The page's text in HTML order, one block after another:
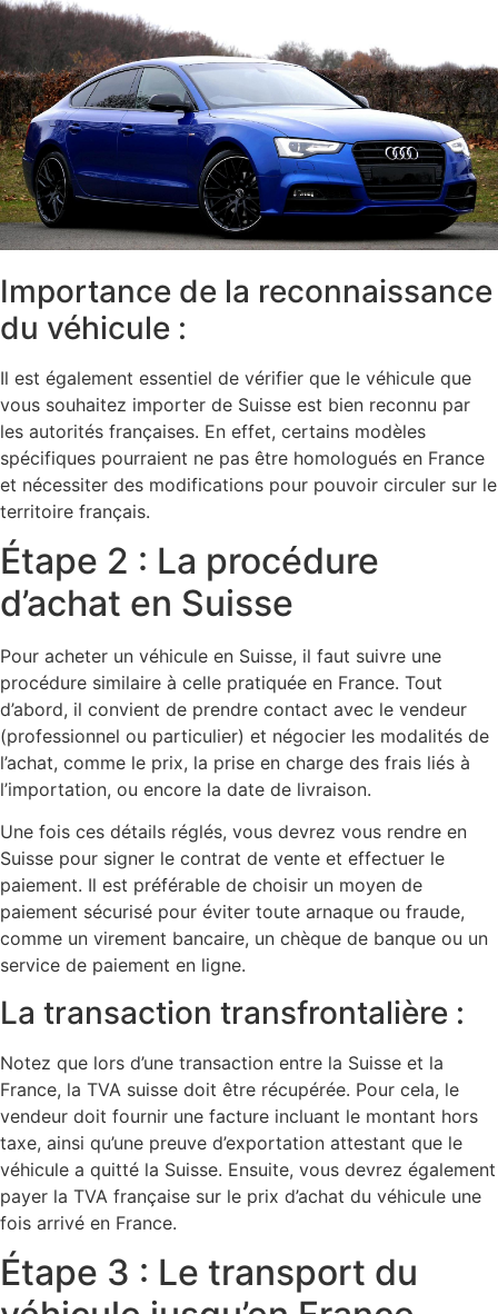
Importance de la reconnaissance
du véhicule :
Il est également essentiel de vérifier que le véhicule que
vous souhaitez importer de Suisse est bien reconnu par
les autorités françaises. En effet, certains modèles
spécifiques pourraient ne pas être homologués en France
et nécessiter des modifications pour pouvoir circuler sur le
territoire français.
Étape 2 : La procédure
d’achat en Suisse
Pour acheter un véhicule en Suisse, il faut suivre une
procédure similaire à celle pratiquée en France. Tout
d’abord, il convient de prendre contact avec le vendeur
(professionnel ou particulier) et négocier les modalités de
l’achat, comme le prix, la prise en charge des frais liés à
l’importation, ou encore la date de livraison.
Une fois ces détails réglés, vous devrez vous rendre en
Suisse pour signer le contrat de vente et effectuer le
paiement. Il est préférable de choisir un moyen de
paiement sécurisé pour éviter toute arnaque ou fraude,
comme un virement bancaire, un chèque de banque ou un
service de paiement en ligne.
La transaction transfrontalière :
Notez que lors d’une transaction entre la Suisse et la
France, la TVA suisse doit être récupérée. Pour cela, le
vendeur doit fournir une facture incluant le montant hors
taxe, ainsi qu’une preuve d’exportation attestant que le
véhicule a quitté la Suisse. Ensuite, vous devrez également
payer la TVA française sur le prix d’achat du véhicule une
fois arrivé en France.
Étape 3 : Le transport du